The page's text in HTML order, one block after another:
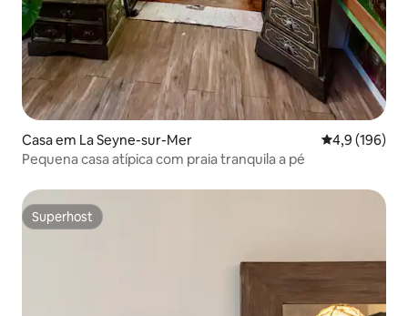
Casa em La Seyne-sur-Mer Classificação
4,9 (196)
Pequena casa atípica com praia tranquila a pé
Superhost
Superhost